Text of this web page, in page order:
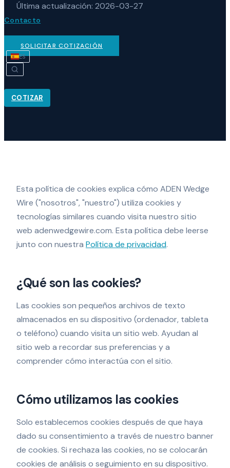
Contacto
SOLICITAR COTIZACIÓN
ES
COTIZAR
Última actualización: 2026-03-27
Esta política de cookies explica cómo ADEN Wedge
Wire ("nosotros", "nuestro") utiliza cookies y
tecnologías similares cuando visita nuestro sitio
web adenwedgewire.com. Esta política debe leerse
junto con nuestra Política de privacidad.
¿Qué son las cookies?
Las cookies son pequeños archivos de texto
almacenados en su dispositivo (ordenador, tableta
o teléfono) cuando visita un sitio web. Ayudan al
sitio web a recordar sus preferencias y a
comprender cómo interactúa con el sitio.
Cómo utilizamos las cookies
Solo establecemos cookies después de que haya
dado su consentimiento a través de nuestro banner
de cookies. Si rechaza las cookies, no se colocarán
cookies de análisis o seguimiento en su dispositivo.